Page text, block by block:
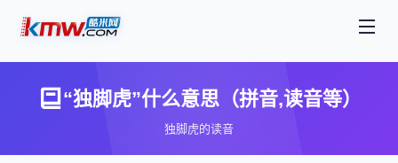
“独脚虎”什么意思（拼音,读音等）
独脚虎的读音